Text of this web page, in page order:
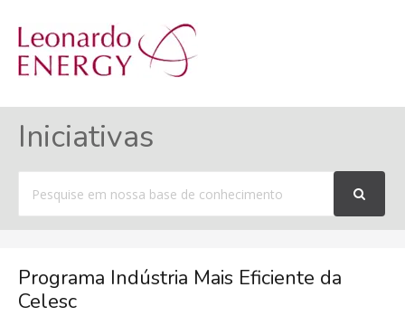
Iniciativas
por
Programa Indústria Mais Eficiente da
Celesc